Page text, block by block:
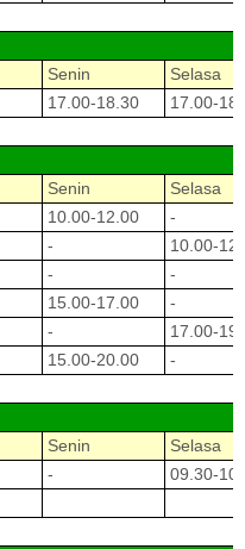
Senin
Selasa
17.00-18.30
17.00-
Senin
Selasa
10.00-12.00
-
-
10.00-
-
-
15.00-17.00
-
-
17.00-
15.00-20.00
-
Senin
Selasa
-
09.30-